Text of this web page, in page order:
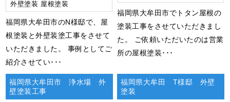
外壁塗装 屋根塗装
福岡県大牟田市のN様邸で、屋
根塗装と外壁装塗工事をさせて
いただきました。 事例としてご
紹介させてい･･･
福岡県大牟田市でトタン屋根の
塗装工事をさせていただきまし
た。 ご依頼いただいたのは営業
所の屋根塗装･･･
福岡県大牟田市 浄水場 外
壁塗装工事
福岡県大牟田 T様邸 外壁
塗装